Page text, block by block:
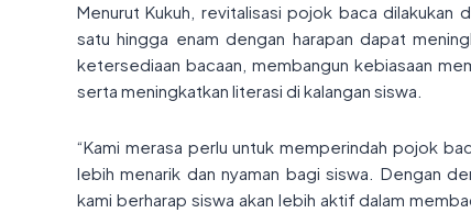
Menurut Kukuh, revitalisasi pojok baca dilakukan
satu hingga enam dengan harapan dapat
ketersediaan bacaan, membangun kebiasaan
serta meningkatkan literasi di kalangan siswa.
“Kami merasa perlu untuk memperindah pojok
lebih menarik dan nyaman bagi siswa. Dengan
kami berharap siswa akan lebih aktif dalam